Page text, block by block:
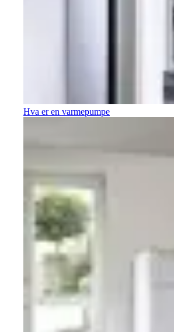
Hva er en varmepumpe